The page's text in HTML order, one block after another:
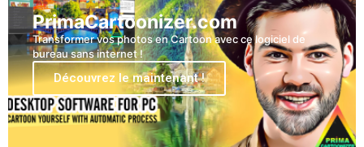
PrimaCartoonizer.com
Transformer vos photos en Cartoon avec ce logiciel de
bureau sans internet !
Découvrez le maintenant !